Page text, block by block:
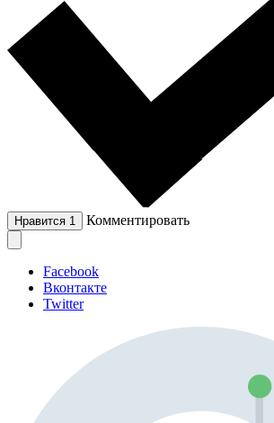
Нравится 1 Комментировать
Facebook
Вконтакте
Twitter